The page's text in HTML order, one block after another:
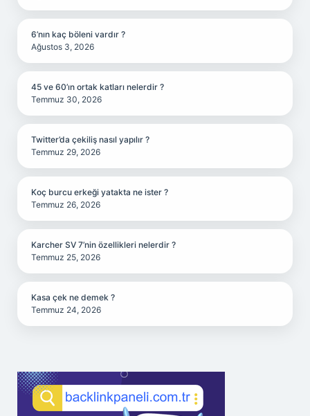
6’nın kaç böleni vardır ?
Ağustos 3, 2026
45 ve 60’ın ortak katları nelerdir ?
Temmuz 30, 2026
Twitter’da çekiliş nasıl yapılır ?
Temmuz 29, 2026
Koç burcu erkeği yatakta ne ister ?
Temmuz 26, 2026
Karcher SV 7’nin özellikleri nelerdir ?
Temmuz 25, 2026
Kasa çek ne demek ?
Temmuz 24, 2026